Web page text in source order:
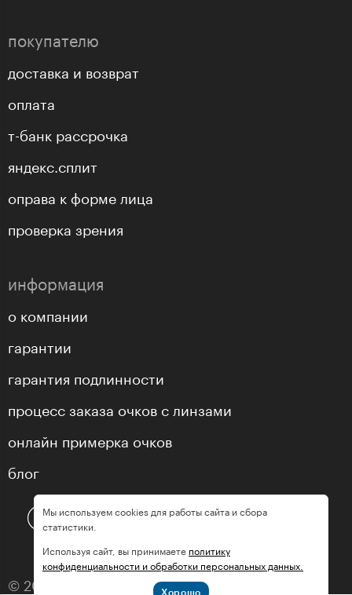
покупателю
доставка и возврат
оплата
т-банк рассрочка
яндекс.сплит
оправа к форме лица
проверка зрения
информация
о компании
гарантии
гарантия подлинности
процесс заказа очков с линзами
онлайн примерка очков
блог
© 2013—2026 оптика «МастерГлассес»
Мы используем cookies для работы сайта и сбора
статистики.
Используя сайт, вы принимаете политику
конфиденциальности и обработки персональных данных.
Хорошо